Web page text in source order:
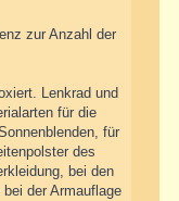
zur Anzahl der
Lenkrad und
für die
für
des
bei den
der Armauflage